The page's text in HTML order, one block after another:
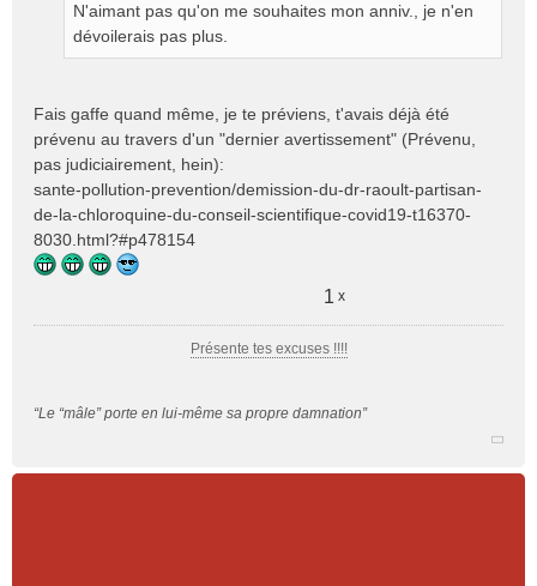
l
u
N'aimant pas qu'on me souhaites mon anniv., je n'en
dévoilerais pas plus.
Fais gaffe quand même, je te préviens, t'avais déjà été
prévenu au travers d'un "dernier avertissement" (Prévenu,
pas judiciairement, hein):
sante-pollution-prevention/demission-du-dr-raoult-partisan-
de-la-chloroquine-du-conseil-scientifique-covid19-t16370-
8030.html?#p478154
1 x
Présente tes excuses !!!!
“Le “mâle” porte en lui-même sa propre damnation”